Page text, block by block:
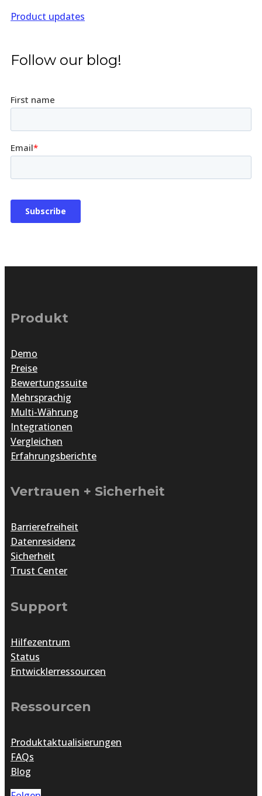
Product updates
Follow our blog!
Produkt
Demo
Preise
Bewertungssuite
Mehrsprachig
Multi-Währung
Integrationen
Vergleichen
Erfahrungsberichte
Vertrauen + Sicherheit
Barrierefreiheit
Datenresidenz
Sicherheit
Trust Center
Support
Hilfezentrum
Status
Entwicklerressourcen
Ressourcen
Produktaktualisierungen
FAQs
Blog